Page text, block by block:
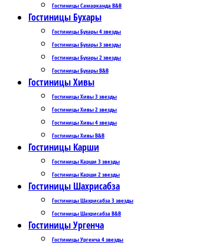
Гостиницы Самарканда B&B
Гостиницы Бухары
Гостиницы Бухары 4 звезды
Гостиницы Бухары 3 звезды
Гостиницы Бухары 2 звезды
Гостиницы Бухары B&B
Гостиницы Хивы
Гостиницы Хивы 3 звезды
Гостиницы Хивы 2 звезды
Гостиницы Хивы 4 звезды
Гостиницы Хивы B&B
Гостиницы Карши
Гостиницы Карши 3 звезды
Гостиницы Карши 2 звезды
Гостиницы Шахрисабза
Гостиницы Шахрисабза 3 звезды
Гостиницы Шахрисабза B&B
Гостиницы Ургенча
Гостиницы Ургенча 4 звезды